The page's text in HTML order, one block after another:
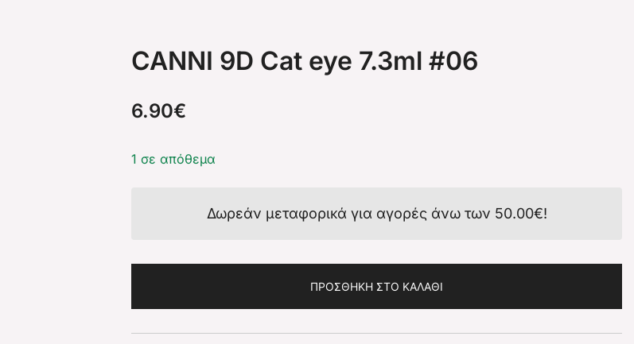
CANNI 9D Cat eye 7.3ml #06
6.90€
1 σε απόθεμα
Δωρεάν μεταφορικά για αγορές άνω των 50.00€!
ΠΡΟΣΘΉΚΗ ΣΤΟ ΚΑΛΆΘΙ